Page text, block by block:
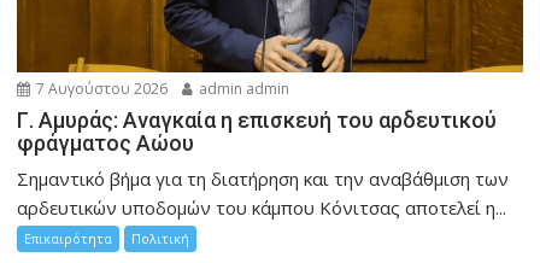
7 Αυγούστου 2026 admin admin
Γ. Αμυράς: Αναγκαία η επισκευή του αρδευτικού
φράγματος Αώου
Σημαντικό βήμα για τη διατήρηση και την αναβάθμιση των
αρδευτικών υποδομών του κάμπου Κόνιτσας αποτελεί η...
Επικαιρότητα Πολιτική